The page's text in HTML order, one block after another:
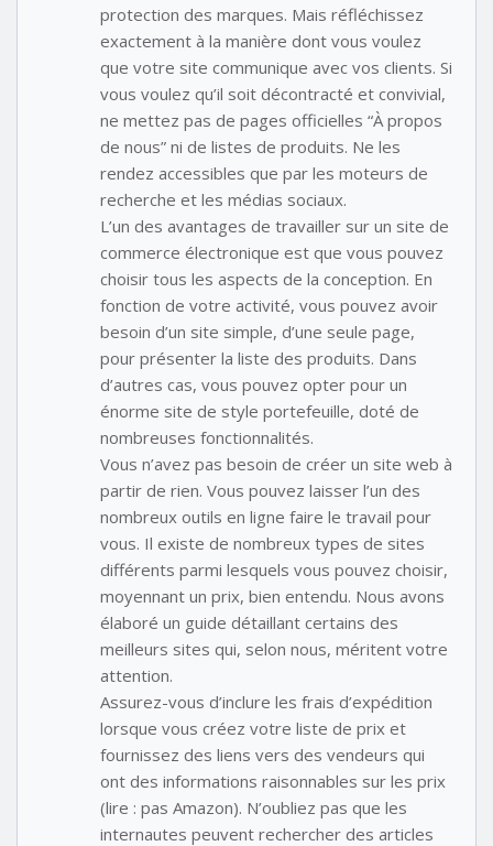
protection des marques. Mais réfléchissez
exactement à la manière dont vous voulez
que votre site communique avec vos clients. Si
vous voulez qu’il soit décontracté et convivial,
ne mettez pas de pages officielles “À propos
de nous” ni de listes de produits. Ne les
rendez accessibles que par les moteurs de
recherche et les médias sociaux.
L’un des avantages de travailler sur un site de
commerce électronique est que vous pouvez
choisir tous les aspects de la conception. En
fonction de votre activité, vous pouvez avoir
besoin d’un site simple, d’une seule page,
pour présenter la liste des produits. Dans
d’autres cas, vous pouvez opter pour un
énorme site de style portefeuille, doté de
nombreuses fonctionnalités.
Vous n’avez pas besoin de créer un site web à
partir de rien. Vous pouvez laisser l’un des
nombreux outils en ligne faire le travail pour
vous. Il existe de nombreux types de sites
différents parmi lesquels vous pouvez choisir,
moyennant un prix, bien entendu. Nous avons
élaboré un guide détaillant certains des
meilleurs sites qui, selon nous, méritent votre
attention.
Assurez-vous d’inclure les frais d’expédition
lorsque vous créez votre liste de prix et
fournissez des liens vers des vendeurs qui
ont des informations raisonnables sur les prix
(lire : pas Amazon). N’oubliez pas que les
internautes peuvent rechercher des articles